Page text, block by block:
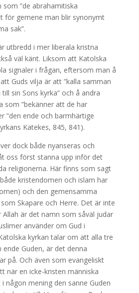
”de abrahamitiska
för gemene man blir synonymt
sak”.
utbredd i mer liberala kristna
väl känt. Liksom att Katolska
signaler i frågan, eftersom man å
Guds vilja är att ”kalla samman
sin Sons kyrka” och å andra
som ”bekänner att de har
”den ende och barmhärtige
Katekes, 845, 841).
dock både nyanseras och
oss först stanna upp inför det
religionerna. Här finns som sagt
kristendomen och islam har
och den gemensamma
Skapare och Herre. Det är inte
är det namn som såväl judar
använder om Gud i
kyrkan talar om att alla tre
Guden, är det denna
på. Och även som evangeliskt
när en icke-kristen människa
någon mening den sanne Guden